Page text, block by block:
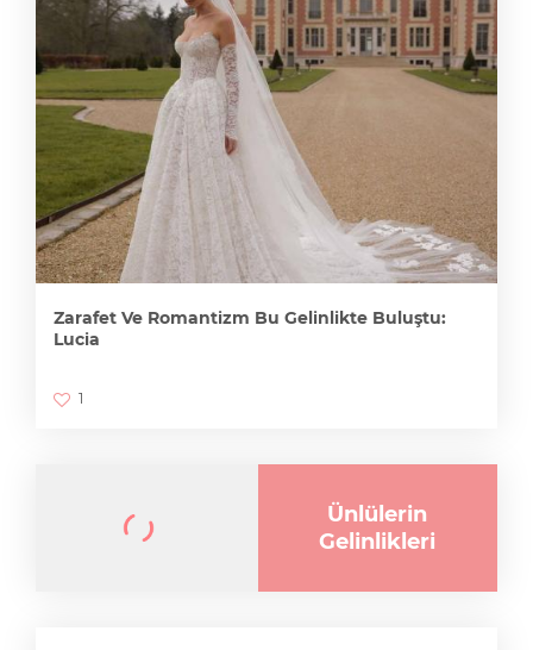
Zarafet Ve Romantizm Bu Gelinlikte Buluştu:
Lucia
1
Ünlülerin
Gelinlikleri